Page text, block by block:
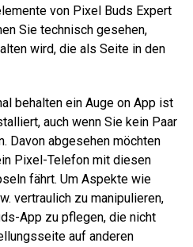
von Pixel Buds Expert
Sie technisch gesehen,
wird, die als Seite in den
behalten ein Auge on App ist
auch wenn Sie kein Paar
Davon abgesehen möchten
Pixel-Telefon mit diesen
fährt. Um Aspekte wie
vertraulich zu manipulieren,
App zu pflegen, die nicht
auf anderen